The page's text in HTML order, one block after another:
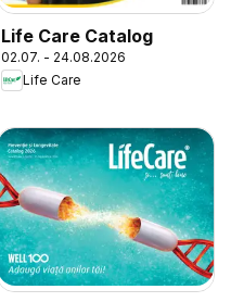
Life Care Catalog
02.07. - 24.08.2026
Life Care